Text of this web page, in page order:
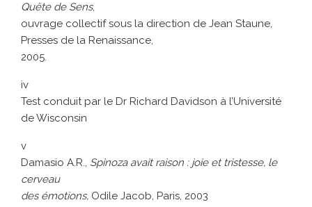
Quête de Sens,
ouvrage collectif sous la direction de Jean Staune,
Presses de la Renaissance,
2005.
iv
Test conduit par le Dr Richard Davidson à l’Université
de Wisconsin
v
Damasio A.R., Spinoza avait raison : joie et tristesse, le
cerveau
des émotions, Odile Jacob, Paris, 2003